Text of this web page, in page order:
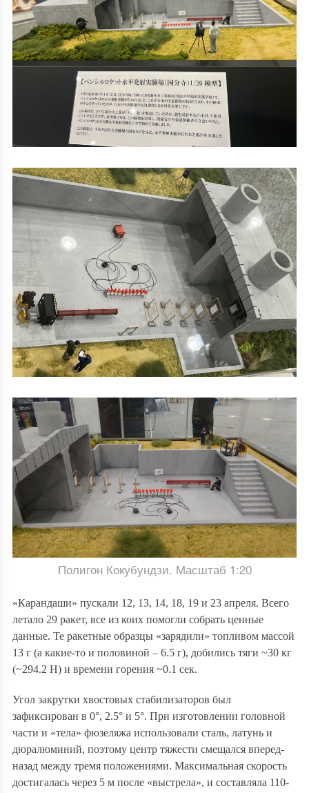
Полигон Кокубундзи. Масштаб 1:20
«Карандаши» пускали 12, 13, 14, 18, 19 и 23 апреля. Всего
летало 29 ракет, все из коих помогли собрать ценные
данные. Те ракетные образцы «зарядили» топливом массой
13 г (а какие-то и половиной – 6.5 г), добились тяги ~30 кг
(~294.2 Н) и времени горения ~0.1 сек.
Угол закрутки хвостовых стабилизаторов был
зафиксирован в 0°, 2.5° и 5°. При изготовлении головной
части и «тела» фюзеляжа использовали сталь, латунь и
дюралюминий, поэтому центр тяжести смещался вперед-
назад между тремя положениями. Максимальная скорость
достигалась через 5 м после «выстрела», и составляла 110-